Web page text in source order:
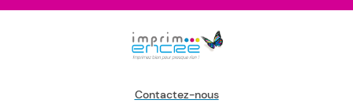
Contactez-nous